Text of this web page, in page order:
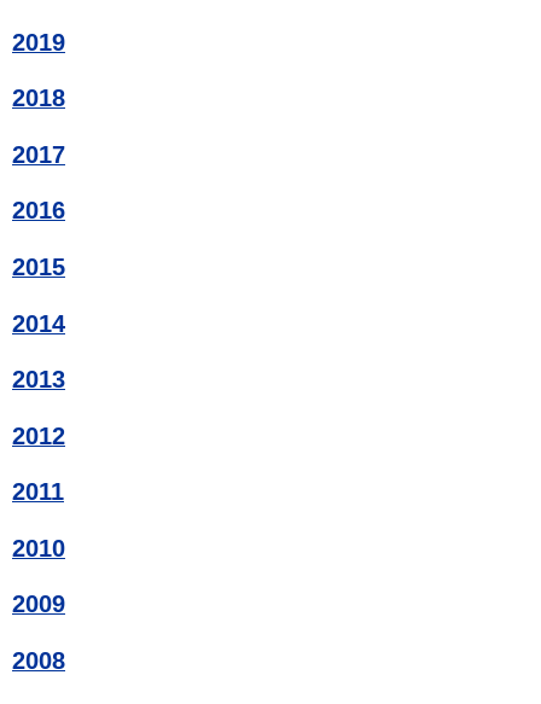
2019
2018
2017
2016
2015
2014
2013
2012
2011
2010
2009
2008